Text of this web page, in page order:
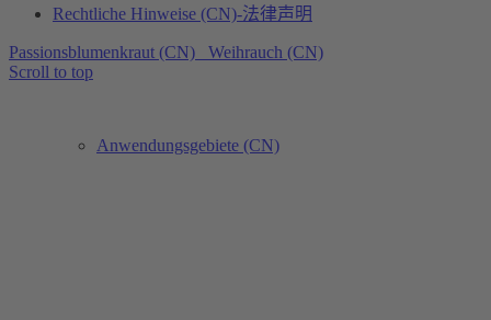
Anwendungsgebiete (CN)
Rechtliche Hinweise (CN)-法律声明
Passionsblumenkraut (CN)
Weihrauch (CN)
Scroll to top